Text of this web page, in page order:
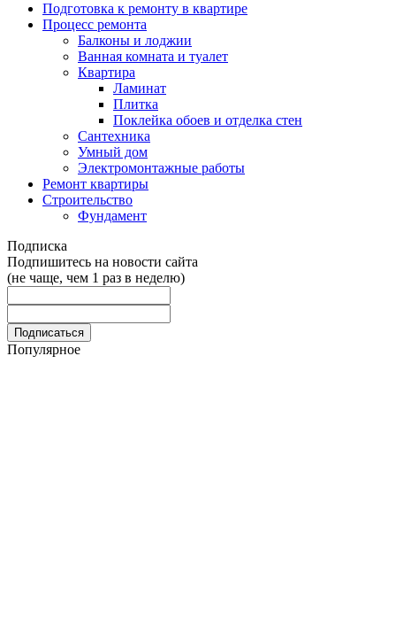
Подготовка к ремонту в квартире
Процесс ремонта
Балконы и лоджии
Ванная комната и туалет
Квартира
Ламинат
Плитка
Поклейка обоев и отделка стен
Сантехника
Умный дом
Электромонтажные работы
Ремонт квартиры
Строительство
Фундамент
Подписка
Подпишитесь на новости сайта
(не чаще, чем 1 раз в неделю)
Популярное